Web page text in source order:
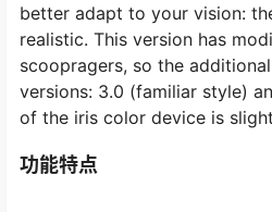
better adapt to your vision:
realistic. This version has
scoopragers, so the
versions: 3.0 (familiar style)
of the iris color device is
功能特点